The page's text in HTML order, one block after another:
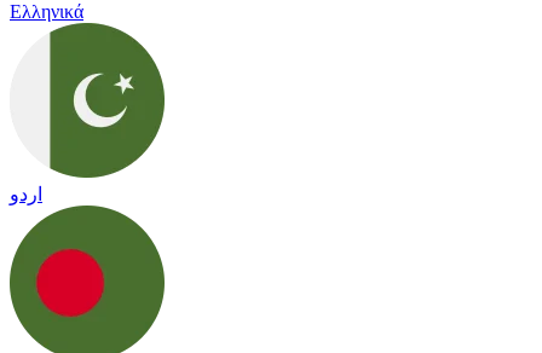
Ελληνικά
اردو